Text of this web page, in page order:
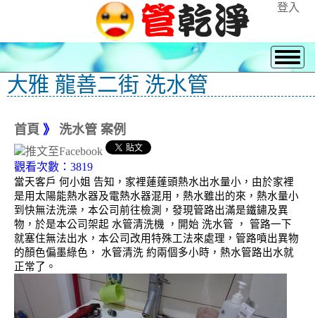
登入
大雅 龍善二街 洗水管
首頁 》 洗水管 案例
觀看次數：3819
當天客戶 何小姐 告知，家裡蓮蓬頭熱水出水量小，由於家裡
是用太陽能熱水器及電熱水器混用，熱水雖出的來，熱水量小
到快無法洗澡，本公司前往檢測，發現管路出滿是鐵鏽及異
物，於是本公司架起 水管清洗機 ，開始 洗水管 ， 管路一下
就塞住無法出水，本公司改用特殊工法來處理，管路噴出異物
的顏色偏墨綠色， 水管清洗 約兩個多小時，熱水管路出水就
正常了。